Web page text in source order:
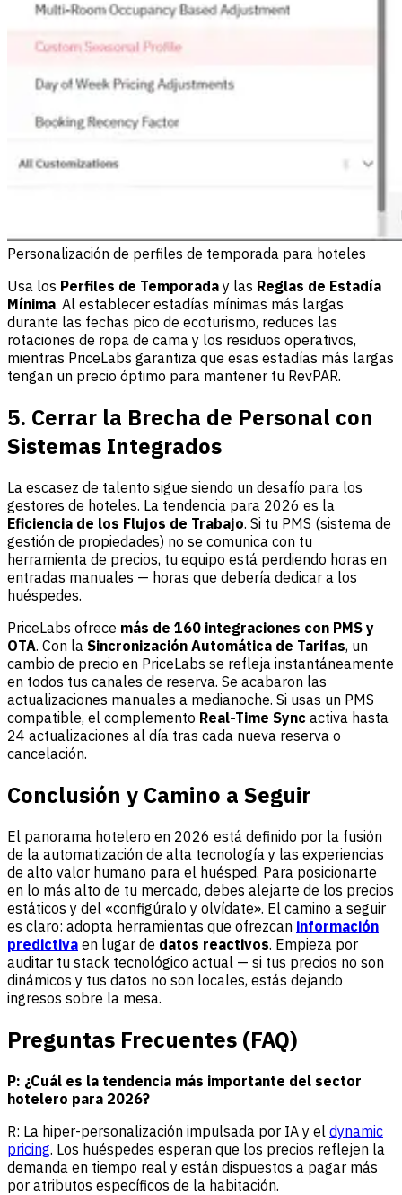
Personalización de perfiles de temporada para hoteles
Usa los Perfiles de Temporada y las Reglas de Estadía
Mínima. Al establecer estadías mínimas más largas
durante las fechas pico de ecoturismo, reduces las
rotaciones de ropa de cama y los residuos operativos,
mientras PriceLabs garantiza que esas estadías más largas
tengan un precio óptimo para mantener tu RevPAR.
5. Cerrar la Brecha de Personal con
Sistemas Integrados
La escasez de talento sigue siendo un desafío para los
gestores de hoteles. La tendencia para 2026 es la
Eficiencia de los Flujos de Trabajo. Si tu PMS (sistema de
gestión de propiedades) no se comunica con tu
herramienta de precios, tu equipo está perdiendo horas en
entradas manuales — horas que debería dedicar a los
huéspedes.
PriceLabs ofrece más de 160 integraciones con PMS y
OTA. Con la Sincronización Automática de Tarifas, un
cambio de precio en PriceLabs se refleja instantáneamente
en todos tus canales de reserva. Se acabaron las
actualizaciones manuales a medianoche. Si usas un PMS
compatible, el complemento Real-Time Sync activa hasta
24 actualizaciones al día tras cada nueva reserva o
cancelación.
Conclusión y Camino a Seguir
El panorama hotelero en 2026 está definido por la fusión
de la automatización de alta tecnología y las experiencias
de alto valor humano para el huésped. Para posicionarte
en lo más alto de tu mercado, debes alejarte de los precios
estáticos y del «configúralo y olvídate». El camino a seguir
es claro: adopta herramientas que ofrezcan información
predictiva en lugar de datos reactivos. Empieza por
auditar tu stack tecnológico actual — si tus precios no son
dinámicos y tus datos no son locales, estás dejando
ingresos sobre la mesa.
Preguntas Frecuentes (FAQ)
P: ¿Cuál es la tendencia más importante del sector
hotelero para 2026?
R: La hiper-personalización impulsada por IA y el dynamic
pricing. Los huéspedes esperan que los precios reflejen la
demanda en tiempo real y están dispuestos a pagar más
por atributos específicos de la habitación.